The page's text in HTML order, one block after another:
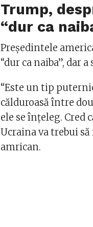
Trump,
“dur ca
Preşedintele
“dur ca naiba”, dar
“Este un tip
călduroasă între
ele se înţeleg. Cred
Ucraina va trebui să
amrican.